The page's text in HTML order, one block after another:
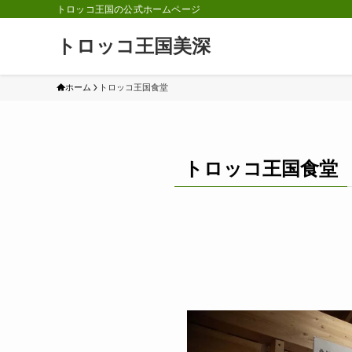
トロッコ王国の公式ホームページ
トロッコ王国美深
ホーム トロッコ王国食堂
トロッコ王国食堂